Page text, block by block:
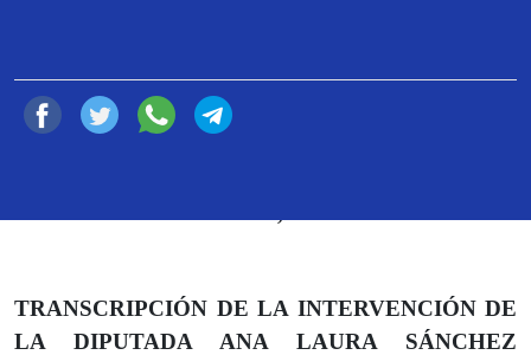
TRANSCRIPCIÓN DE LA INTERVENCIÓN DE
LA DIPUTADA ANA LAURA SÁNCHEZ